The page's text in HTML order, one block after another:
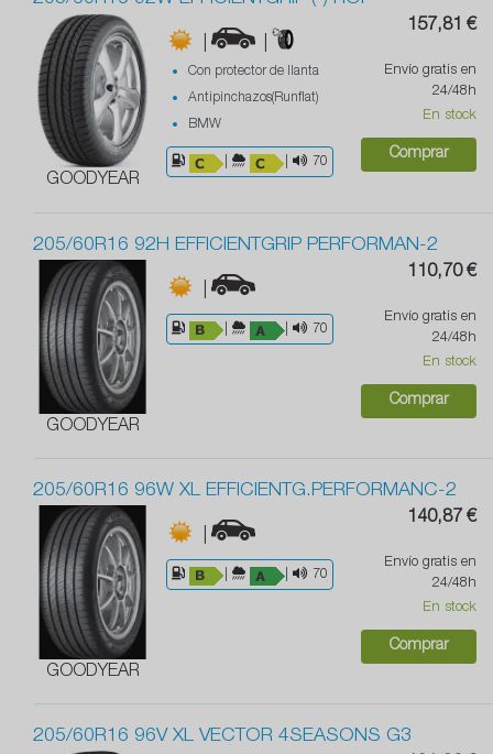
GOODYEAR
|
Con protector de llanta
Antipinchazos(Runflat)
BMW
70
157,81 €
Envío gratis en
24/48h
En stock
Comprar
205/60R16 92H EFFICIENTGRIP PERFORMAN-2
GOODYEAR
|
70
110,70 €
Envío gratis en
24/48h
En stock
Comprar
205/60R16 96W XL EFFICIENTG.PERFORMANC-2
GOODYEAR
|
70
140,87 €
Envío gratis en
24/48h
En stock
Comprar
205/60R16 96V XL VECTOR 4SEASONS G3